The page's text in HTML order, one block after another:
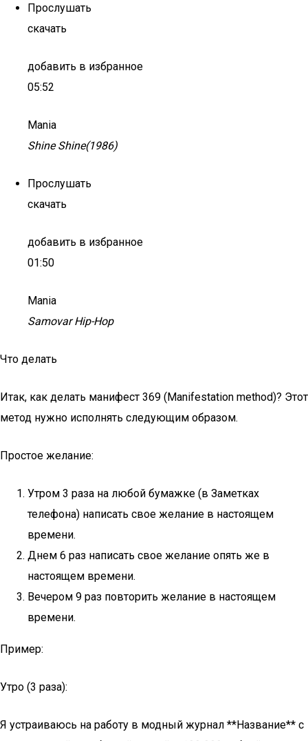
Прослушать
скачать
добавить в избранное
05:52
Mania
Shine Shine(1986)
Прослушать
скачать
добавить в избранное
01:50
Mania
Samovar Hip-Hop
Что делать
Итак, как делать манифест 369 (Manifestation method)? Этот
метод нужно исполнять следующим образом.
Простое желание:
Утром 3 раза на любой бумажке (в Заметках
телефона) написать свое желание в настоящем
времени.
Днем 6 раз написать свое желание опять же в
настоящем времени.
Вечером 9 раз повторить желание в настоящем
времени.
Пример:
Утро (3 раза):
Я устраиваюсь на работу в модный журнал **Название** с